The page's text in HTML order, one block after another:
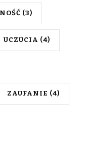
(3)
UCZUCIA (4)
ZAUFANIE (4)